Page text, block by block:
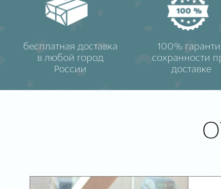
бесплатная доставка
в любой город
России
100%
сохранности
доставке